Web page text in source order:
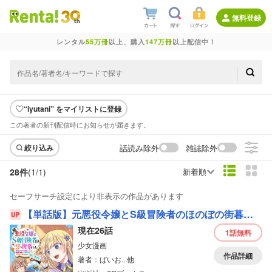
無料登録
レンタル55万冊以上、購入147万冊以上配信中！
“iyutani” をマイリストに登録
この著者の新刊配信時にお知らせが届きます。
絞り込み 話読み除外 雑誌除外
28件(1/1) 新着順
セーフサーチ設定により非表示の作品があります
【単話版】元悪役令嬢とS級冒険者のほのぼの街暮らし～不遇なキャラに転生してたけど、理想の美女になれたからプラマイゼロだよね～＠COMIC
現在26話
少女漫画
著者：ばいお...他
1話無料
作品詳細